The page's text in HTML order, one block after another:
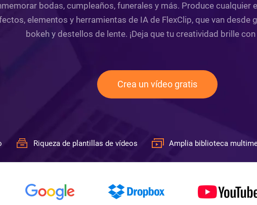
bodas, cumpleaños, funerales y más. Produce
elementos y herramientas de IA de FlexClip, que van
bokeh y destellos de lente. ¡Deja que tu creatividad brille con
Crea un vídeo gratis
Riqueza de plantillas de vídeos Amplia biblioteca